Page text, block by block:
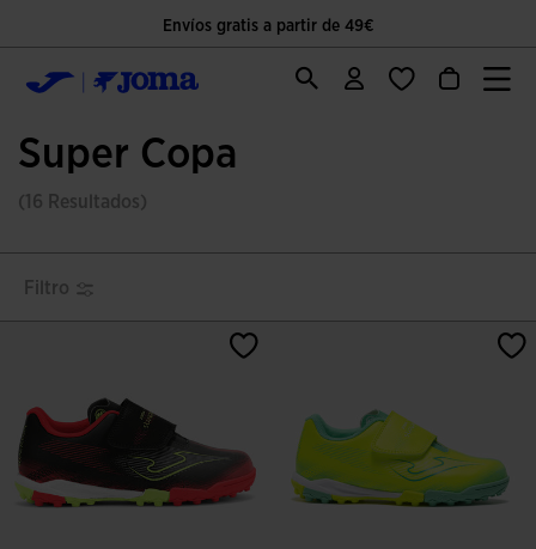
Envíos gratis a partir de 49€
Super Copa
(16 Resultados)
Filtro